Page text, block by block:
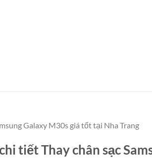
Galaxy M30s giá tốt tại Nha Trang
tiết Thay chân sạc